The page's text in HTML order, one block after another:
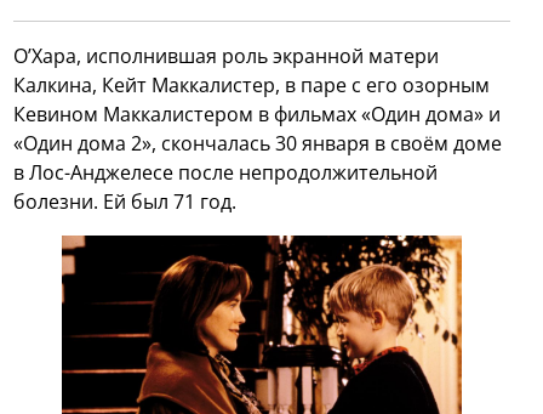
О’Хара, исполнившая роль экранной матери
Калкина, Кейт Маккалистер, в паре с его озорным
Кевином Маккалистером в фильмах «Один дома» и
«Один дома 2», скончалась 30 января в своём доме
в Лос-Анджелесе после непродолжительной
болезни. Ей был 71 год.